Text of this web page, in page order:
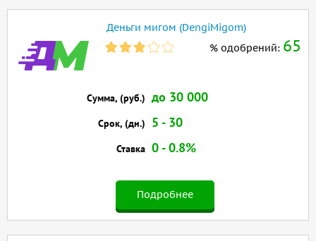
Деньги мигом (DengiMigom)
% одобрений: 65
Подробнее
Сумма, (руб.) до 30 000
Срок, (дн.) 5 - 30
Ставка 0 - 0.8%